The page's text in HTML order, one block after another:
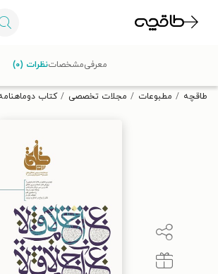
تخفیف از طاقچه دریافت کن.
طاقچه مطبوعات مجلات تخصصی کتاب دوماهنامه خلق ـ شماره
معرفیمشخصاتنظرات (۰)